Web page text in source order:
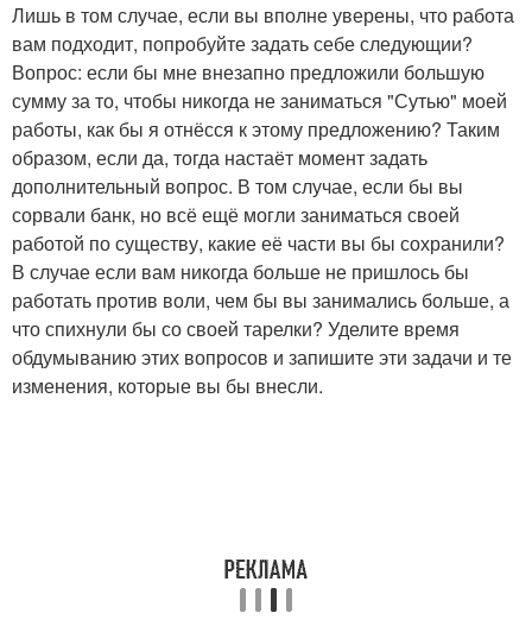
Лишь в том случае, если вы вполне уверены, что работа
вам подходит, попробуйте задать себе следующии?
Вопрос: если бы мне внезапно предложили большую
сумму за то, чтобы никогда не заниматься "Сутью" моей
работы, как бы я отнёсся к этому предложению? Таким
образом, если да, тогда настаёт момент задать
дополнительный вопрос. В том случае, если бы вы
сорвали банк, но всё ещё могли заниматься своей
работой по существу, какие её части вы бы сохранили?
В случае если вам никогда больше не пришлось бы
работать против воли, чем бы вы занимались больше, а
что спихнули бы со своей тарелки? Уделите время
обдумыванию этих вопросов и запишите эти задачи и те
изменения, которые вы бы внесли.